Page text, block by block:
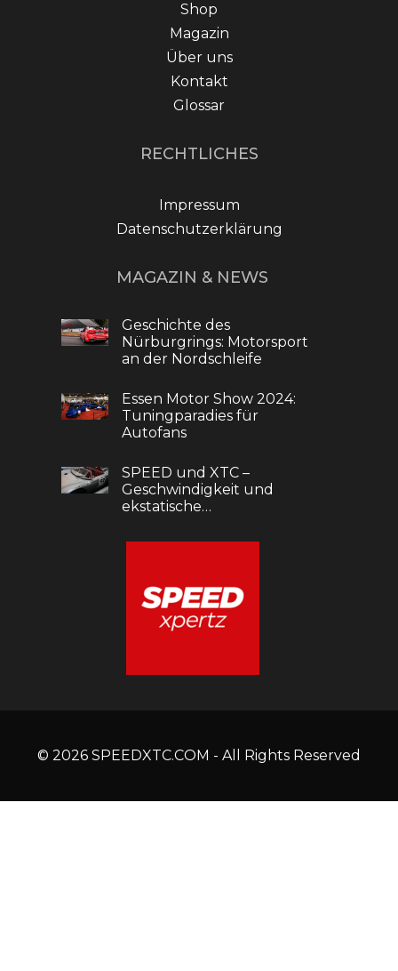
Shop
Magazin
Über uns
Kontakt
Glossar
RECHTLICHES
Impressum
Datenschutzerklärung
MAGAZIN & NEWS
Geschichte des
Nürburgrings: Motorsport
an der Nordschleife
Essen Motor Show 2024:
Tuningparadies für
Autofans
SPEED und XTC –
Geschwindigkeit und
ekstatische…
© 2026 SPEEDXTC.COM - All Rights Reserved